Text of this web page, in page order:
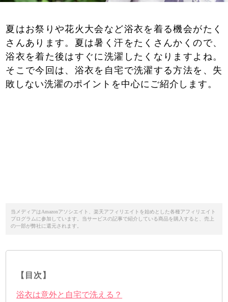
夏はお祭りや花火大会など浴衣を着る機会がたく
さんあります。夏は暑く汗をたくさんかくので、
浴衣を着た後はすぐに洗濯したくなりますよね。
そこで今回は、浴衣を自宅で洗濯する方法を、失
敗しない洗濯のポイントを中心にご紹介します。
当メディアはAmazonアソシエイト、楽天アフィリエイトを始めとした各種アフィリエイト
プログラムに参加しています。当サービスの記事で紹介している商品を購入すると、売上
の一部が弊社に還元されます。
【目次】
浴衣は意外と自宅で洗える？